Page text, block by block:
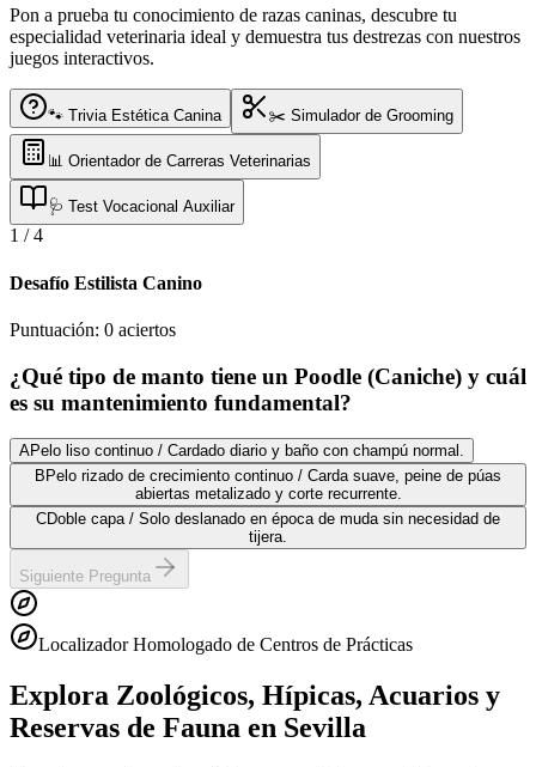
Pon a prueba tu conocimiento de razas caninas, descubre tu
especialidad veterinaria ideal y demuestra tus destrezas con nuestros
juegos interactivos.
🐾 Trivia Estética Canina ✂️ Simulador de Grooming
📊 Orientador de Carreras Veterinarias
🩺 Test Vocacional Auxiliar
1 /4
Desafío Estilista Canino
Puntuación: 0 aciertos
¿Qué tipo de manto tiene un Poodle (Caniche) y cuál
es su mantenimiento fundamental?
APelo liso continuo / Cardado diario y baño con champú normal.
B Pelo rizado de crecimiento continuo / Carda suave, peine de púas
abiertas metalizado y corte recurrente.
CDoble capa / Solo deslanado en época de muda sin necesidad de
tijera.
Siguiente Pregunta
Localizador Homologado de Centros de Prácticas
Explora Zoológicos, Hípicas, Acuarios y
Reservas de Fauna en Sevilla